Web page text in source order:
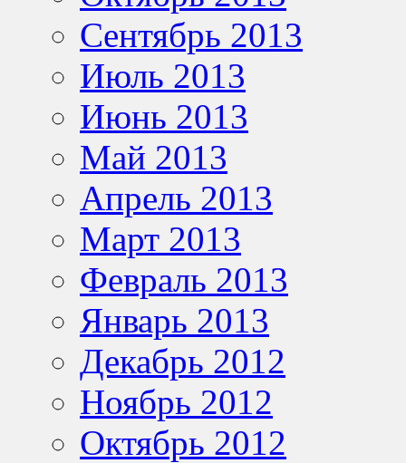
Сентябрь 2013
Июль 2013
Июнь 2013
Май 2013
Апрель 2013
Март 2013
Февраль 2013
Январь 2013
Декабрь 2012
Ноябрь 2012
Октябрь 2012